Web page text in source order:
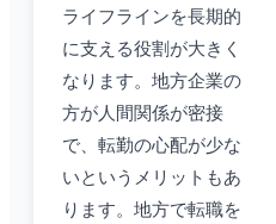
ライフラインを長期的
に支える役割が大きく
なります。地方企業の
方が人間関係が密接
で、転勤の心配が少な
いというメリットもあ
ります。地方で転職を